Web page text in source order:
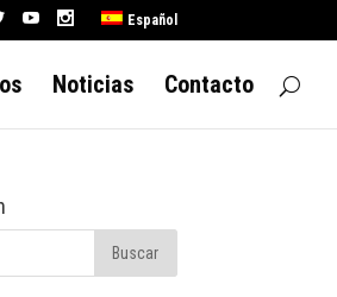
Español
Noticias Contacto